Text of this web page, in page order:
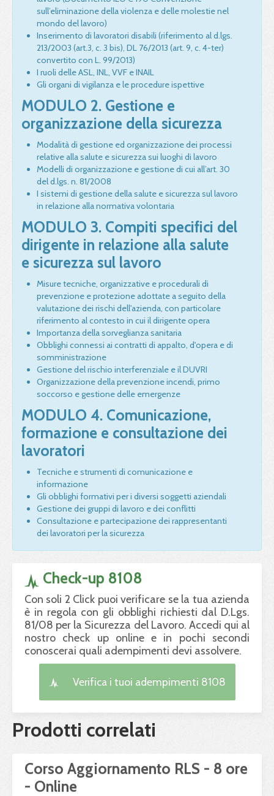
sull’eliminazione della violenza e delle molestie nel
mondo del lavoro)
Inserimento di lavoratori disabili (riferimento al d.lgs.
213/2003 (art.3, c. 3 bis), DL 76/2013 (art. 9, c. 4-ter)
convertito con L. 99/2013)
I ruoli delle ASL, INL, VVF e INAIL
Gli organi di vigilanza e le procedure ispettive
MODULO 2. Gestione e
organizzazione della sicurezza
Modalità di gestione ed organizzazione dei processi
relative alla salute e sicurezza sui luoghi di lavoro
Modelli di organizzazione e gestione di cui all’art. 30
del d.lgs. n. 81/2008
I sistemi di gestione della salute e sicurezza sul lavoro
in relazione alla normativa volontaria
MODULO 3. Compiti specifici del
dirigente in relazione alla salute
e sicurezza sul lavoro
Misure tecniche, organizzative e procedurali di
prevenzione e protezione adottate a seguito della
valutazione dei rischi dell'azienda, con particolare
riferimento al contesto in cui il dirigente opera
Importanza della sorveglianza sanitaria
Obblighi connessi ai contratti di appalto, d'opera e di
somministrazione
Gestione del rischio interferenziale e il DUVRI
Organizzazione della prevenzione incendi, primo
soccorso e gestione delle emergenze
MODULO 4. Comunicazione,
formazione e consultazione dei
lavoratori
Tecniche e strumenti di comunicazione e
informazione
Gli obblighi formativi per i diversi soggetti aziendali
Gestione dei gruppi di lavoro e dei conflitti
Consultazione e partecipazione dei rappresentanti
dei lavoratori per la sicurezza
Check-up 8108
Con soli 2 Click puoi verificare se la tua azienda
è in regola con gli obblighi richiesti dal D.Lgs.
81/08 per la Sicurezza del Lavoro. Accedi qui al
nostro check up online e in pochi secondi
conoscerai quali adempimenti devi assolvere.
Verifica i tuoi adempimenti 8108
Prodotti correlati
Corso Aggiornamento RLS - 8 ore
- Online